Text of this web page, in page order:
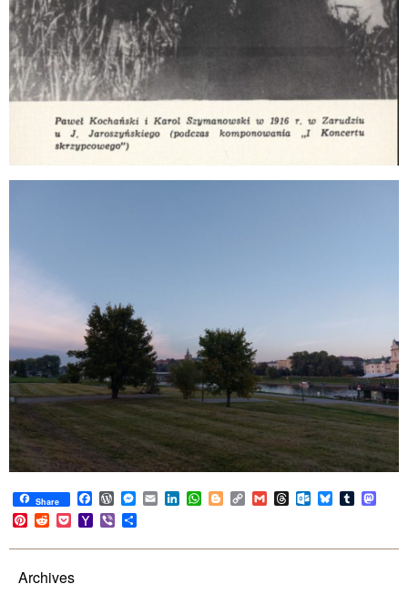
Share Facebook
WordPress
Messenger
EmailLinkedIn
WhatsApp
BloggerCopy
Link
GmailThreadsOutlook.com
BlueskyTumblr
Pinterest
RedditPocketYahoo
Mail
Viber
Archives